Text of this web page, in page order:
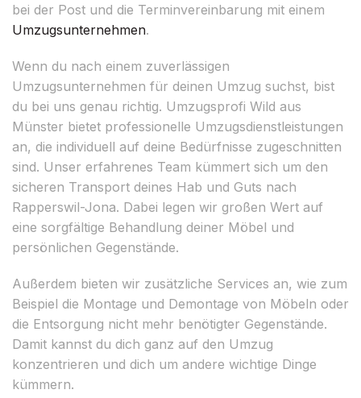
bei der Post und die Terminvereinbarung mit einem
Umzugsunternehmen.
Wenn du nach einem zuverlässigen
Umzugsunternehmen für deinen Umzug suchst, bist
du bei uns genau richtig. Umzugsprofi Wild aus
Münster bietet professionelle Umzugsdienstleistungen
an, die individuell auf deine Bedürfnisse zugeschnitten
sind. Unser erfahrenes Team kümmert sich um den
sicheren Transport deines Hab und Guts nach
Rapperswil-Jona. Dabei legen wir großen Wert auf
eine sorgfältige Behandlung deiner Möbel und
persönlichen Gegenstände.
Außerdem bieten wir zusätzliche Services an, wie zum
Beispiel die Montage und Demontage von Möbeln oder
die Entsorgung nicht mehr benötigter Gegenstände.
Damit kannst du dich ganz auf den Umzug
konzentrieren und dich um andere wichtige Dinge
kümmern.